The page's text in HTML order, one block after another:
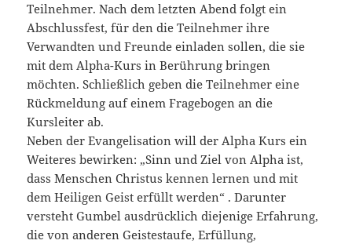
Teilnehmer. Nach dem letzten Abend folgt ein
Abschlussfest, für den die Teilnehmer ihre
Verwandten und Freunde einladen sollen, die sie
mit dem Alpha-Kurs in Berührung bringen
möchten. Schließlich geben die Teilnehmer eine
Rückmeldung auf einem Fragebogen an die
Kursleiter ab.
Neben der Evangelisation will der Alpha Kurs ein
Weiteres bewirken: „Sinn und Ziel von Alpha ist,
dass Menschen Christus kennen lernen und mit
dem Heiligen Geist erfüllt werden“ . Darunter
versteht Gumbel ausdrücklich diejenige Erfahrung,
die von anderen Geistestaufe, Erfüllung,